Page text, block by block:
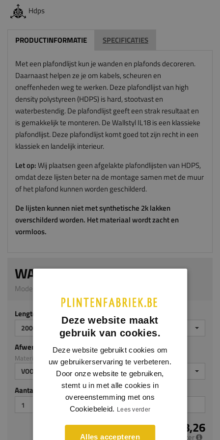
Hdps
PRODUCTINFORMATIE SPECIFICATIES
Met een plafondlijst kun je wanden en plafonds decoreren.
Daarnaast helpen ze je om kabels, scheuren en
oneffenheden weg te werken. Deze plafondlijst van high
density polystyreen (HDPS) is hard, stootvast en
waterbestendig. De plafondlijst geeft een strak resultaat en
is gemakkelijk te monteren. De Wallstyl IL18 is een klassieke
plafondlijst. Deze plafondlijst komt goed tot zijn recht in een
klassiek en landelijk interieur.
Let op:Wij plaatsen geen afgelakte plafondlijsten van HDPS,
omdat deze lijsten beter na de montage samen met de muur
of het plafond kunnen worden geschilderd.
De lijsten kunnen niet met synthetische 2k lakken
overschilderd worden. Het materiaal wordt zacht en
vormloos.
WALLSTYL IL18
Model IL18 | 90 x 120 mm | HDPS
Lengte (mm)
2000
Afwerking
Materiaal: HDPS
VOORGELAKT
Aantal stuks
€ 18,26
per meter
Deze website maakt
gebruik van cookies.
Deze website gebruikt cookies om
uw gebruikerservaring te verbeteren.
Door onze website te gebruiken,
stemt u in met alle cookies in
overeenstemming met ons
Cookiebeleid. Lees verder
Alles accepteren